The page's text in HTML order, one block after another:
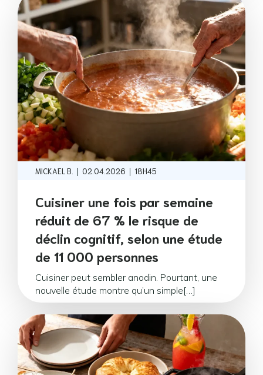
MICKAEL B. | 02.04.2026 | 18H45
Cuisiner une fois par semaine
réduit de 67 % le risque de
déclin cognitif, selon une étude
de 11 000 personnes
Cuisiner peut sembler anodin. Pourtant, une
nouvelle étude montre qu’un simple[…]